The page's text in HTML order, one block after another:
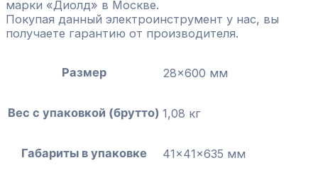
марки «Диолд» в Москве.
Покупая данный электроинструмент у нас, вы
получаете гарантию от производителя.
Размер 28×600 мм
Вес с упаковкой (брутто) 1,08 кг
Габариты в упаковке 41x41x635 мм